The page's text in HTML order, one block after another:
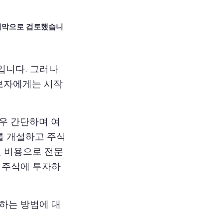
으로 검토했습니
니다. 그러나
자에게는 시작
간단하며 여
개설하고 주식
비용으로 전문
식에 투자하
는 방법에 대